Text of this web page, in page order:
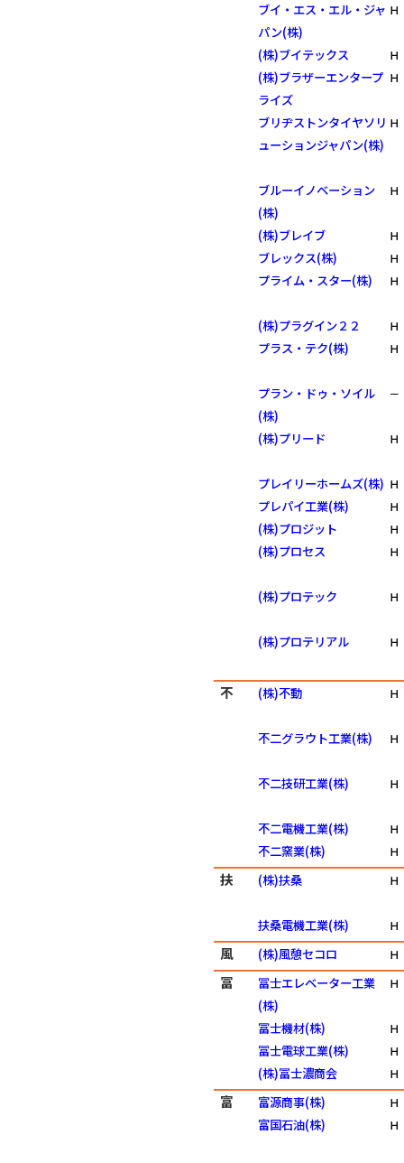
ブイ・エス・エル・ジャ
パン(株)
Ｈ
(株)ブイテックス Ｈ
(株)ブラザーエンタープ
ライズ
Ｈ
ブリヂストンタイヤソリ
ューションジャパン(株)
Ｈ
ブルーイノベーション
(株)
Ｈ
(株)ブレイブ Ｈ
ブレックス(株) Ｈ
プライム・スター(株) Ｈ
(株)プラグイン２２ Ｈ
プラス・テク(株) Ｈ
プラン・ドゥ・ソイル
(株)
－
(株)プリード Ｈ
プレイリーホームズ(株) Ｈ
プレパイ工業(株) Ｈ
(株)プロジット Ｈ
(株)プロセス Ｈ
(株)プロテック Ｈ
(株)プロテリアル Ｈ
不 (株)不動 Ｈ
不二グラウト工業(株) Ｈ
不二技研工業(株) Ｈ
不二電機工業(株) Ｈ
不二窯業(株) Ｈ
扶 (株)扶桑 Ｈ
扶桑電機工業(株) Ｈ
風 (株)風憩セコロ Ｈ
冨
冨士エレベーター工業
(株)
Ｈ
冨士機材(株) Ｈ
冨士電球工業(株) Ｈ
(株)冨士濃商会 Ｈ
富 富源商事(株) Ｈ
富国石油(株) Ｈ